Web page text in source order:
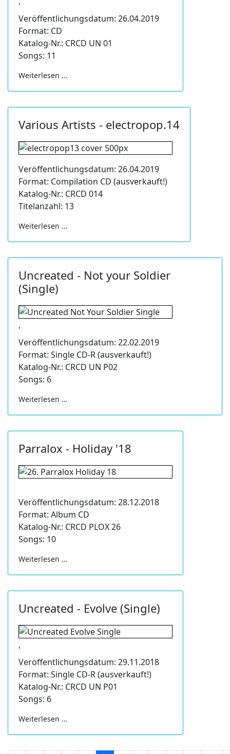
'
Veröffentlichungsdatum: 26.04.2019
Format: CD
Katalog-Nr.: CRCD UN 01
Songs: 11
Weiterlesen …
Various Artists - electropop.14
Veröffentlichungsdatum: 26.04.2019
Format: Compilation CD (ausverkauft!)
Katalog-Nr.: CRCD 014
Titelanzahl: 13
Weiterlesen …
Uncreated - Not your Soldier
(Single)
'
Veröffentlichungsdatum: 22.02.2019
Format: Single CD-R (ausverkauft!)
Katalog-Nr.: CRCD UN P02
Songs: 6
Weiterlesen …
Parralox - Holiday '18
Veröffentlichungsdatum: 28.12.2018
Format: Album CD
Katalog-Nr.: CRCD PLOX 26
Songs: 10
Weiterlesen …
Uncreated - Evolve (Single)
'
Veröffentlichungsdatum: 29.11.2018
Format: Single CD-R (ausverkauft!)
Katalog-Nr.: CRCD UN P01
Songs: 6
Weiterlesen …